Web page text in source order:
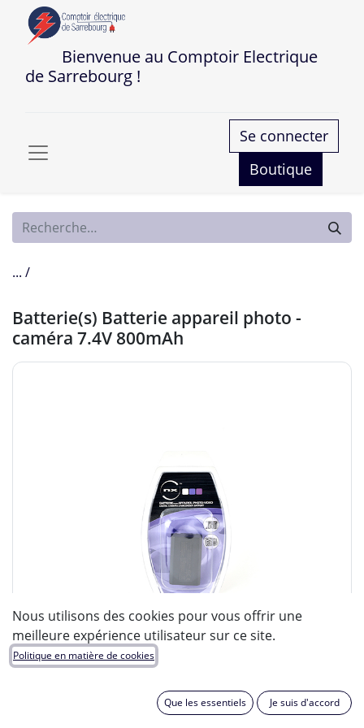
Bienvenue au Comptoir Electrique
de Sarrebourg !
Se connecter
Boutique
... /
Batterie(s) Batterie appareil photo -
caméra 7.4V 800mAh
Nous utilisons des cookies pour vous offrir une
meilleure expérience utilisateur sur ce site.
Politique en matière de cookies
Que les essentiels Je suis d'accord